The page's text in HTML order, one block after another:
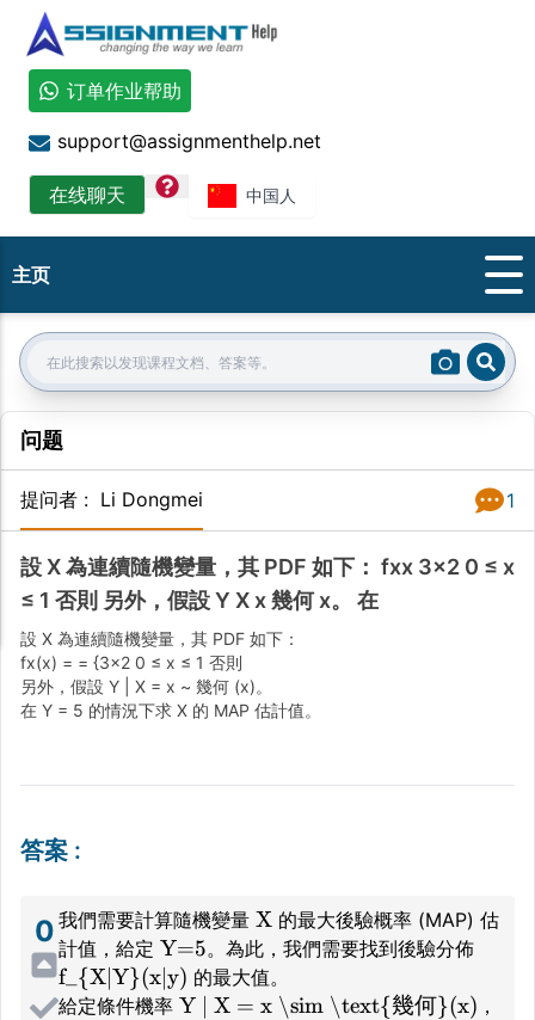
订单作业帮助
support@assignmenthelp.net
在线聊天 question 中国人
主页
Search:
问题
提问者 : Li Dongmei
答案
1
設 X 為連續隨機變量，其 PDF 如下： fxx 3x2 0 ≤ x
≤ 1 否則 另外，假設 Y X x 幾何 x。 在
設 X 為連續隨機變量，其 PDF 如下：
fx(x) = = {3x2 0 ≤ x ≤ 1 否則
另外，假設 Y | X = x ~ 幾何 (x)。
在 Y = 5 的情況下求 X 的 MAP 估計值。
答案 :
0 我們需要計算隨機變量 X 的最大後驗概率 (MAP) 估
計值，給定 Y=5。為此，我們需要找到後驗分佈
f_{X|Y}(x|y) 的最大值。
給定條件機率 Y | X = x \sim \text{幾何}(x) ，